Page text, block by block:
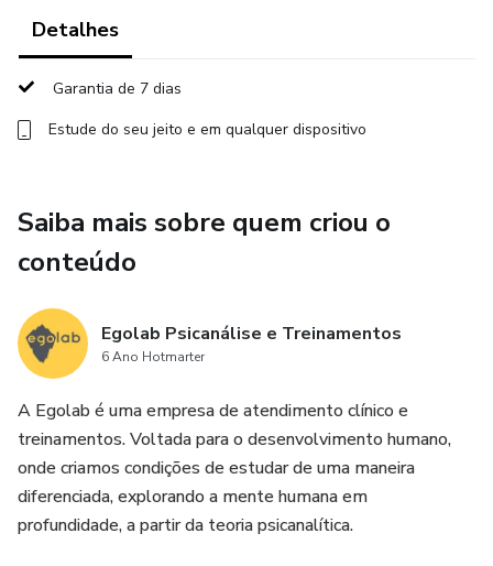
Detalhes
Garantia de 7 dias
Estude do seu jeito e em qualquer dispositivo
Saiba mais sobre quem criou o
conteúdo
Egolab Psicanálise e Treinamentos
6 Ano Hotmarter
A Egolab é uma empresa de atendimento clínico e
treinamentos. Voltada para o desenvolvimento humano,
onde criamos condições de estudar de uma maneira
diferenciada, explorando a mente humana em
profundidade, a partir da teoria psicanalítica.